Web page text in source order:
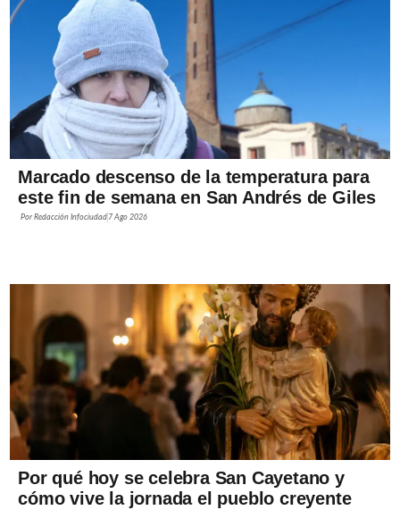
Marcado descenso de la temperatura para
este fin de semana en San Andrés de Giles
PorRedacción Infociudad 7 Ago 2026
Por qué hoy se celebra San Cayetano y
cómo vive la jornada el pueblo creyente